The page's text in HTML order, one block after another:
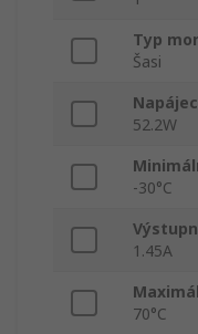
Typ
Šasi
52.2W
-30°C
1.45A
70°C